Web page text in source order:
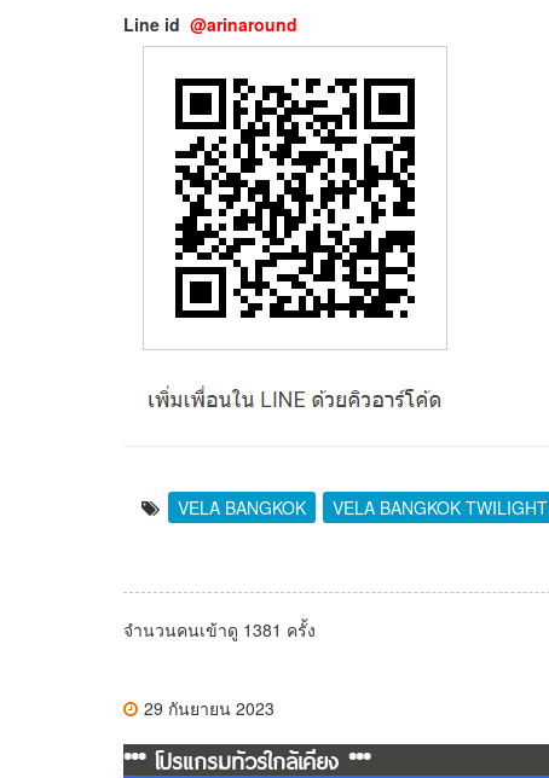
Line id @arinaround
VELA BANGKOK VELA BANGKOK TWILIGHT
จำนวนคนเข้าดู 1381 ครั้ง
29 กันยายน 2023
*** โปรแกรมทัวร์ใกล้เคียง ***